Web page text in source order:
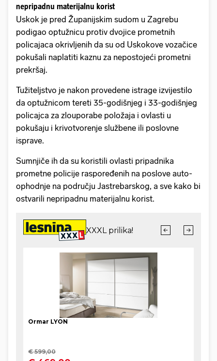
nepripadnu materijalnu korist
Uskok je pred Županijskim sudom u Zagrebu
podigao optužnicu protiv dvojice prometnih
policajaca okrivljenih da su od Uskokove vozačice
pokušali naplatiti kaznu za nepostojeći prometni
prekršaj.
Tužiteljstvo je nakon provedene istrage izvijestilo
da optužnicom tereti 35-godišnjeg i 33-godišnjeg
policajca za zlouporabe položaja i ovlasti u
pokušaju i krivotvorenje službene ili poslovne
isprave.
Sumnjiče ih da su koristili ovlasti pripadnika
prometne policije raspoređenih na poslove auto-
ophodnje na području Jastrebarskog, a sve kako bi
ostvarili nepripadnu materijalnu korist.